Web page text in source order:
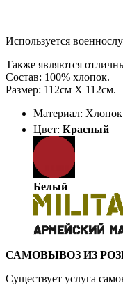
Используется
Также являются
Состав: 100% хлопок.
Размер: 112см Х 112см.
Материал: Хлопок
Цвет: Красный
Белый
САМОВЫВОЗ ИЗ
Существует услуга